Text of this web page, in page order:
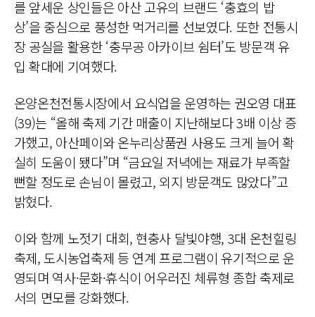
를 앞세운 상인들은 아산 고유의 브랜드 ‘충효의 밥
상’을 중심으로 풍성한 먹거리를 선보였다. 또한 전통시
장 공실을 활용한 ‘충무공 아카이브 쉼터’도 방문객 유
입 확대에 기여했다.
온양온천전통시장에서 요식업을 운영하는 권오영 대표
(39)는 “올해 축제 기간 매출이 지난해보다 3배 이상 증
가했고, 아산페이와 온누리상품권 사용도 크게 늘어 확
실히 도움이 됐다”며 “금요일 저녁에는 재료가 부족할
뻔할 정도로 손님이 몰렸고, 외지 방문객도 많았다”고
밝혔다.
이와 함께 노젓기 대회, 현충사 달빛야행, 3대 온천힐링
축제, 도시농업축제 등 연계 프로그램이 유기적으로 운
영되며 역사·문화·휴식이 어우러진 체류형 종합 축제로
서의 면모를 강화했다.